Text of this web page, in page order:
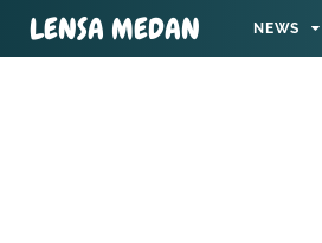
LENSA MEDAN NEWS